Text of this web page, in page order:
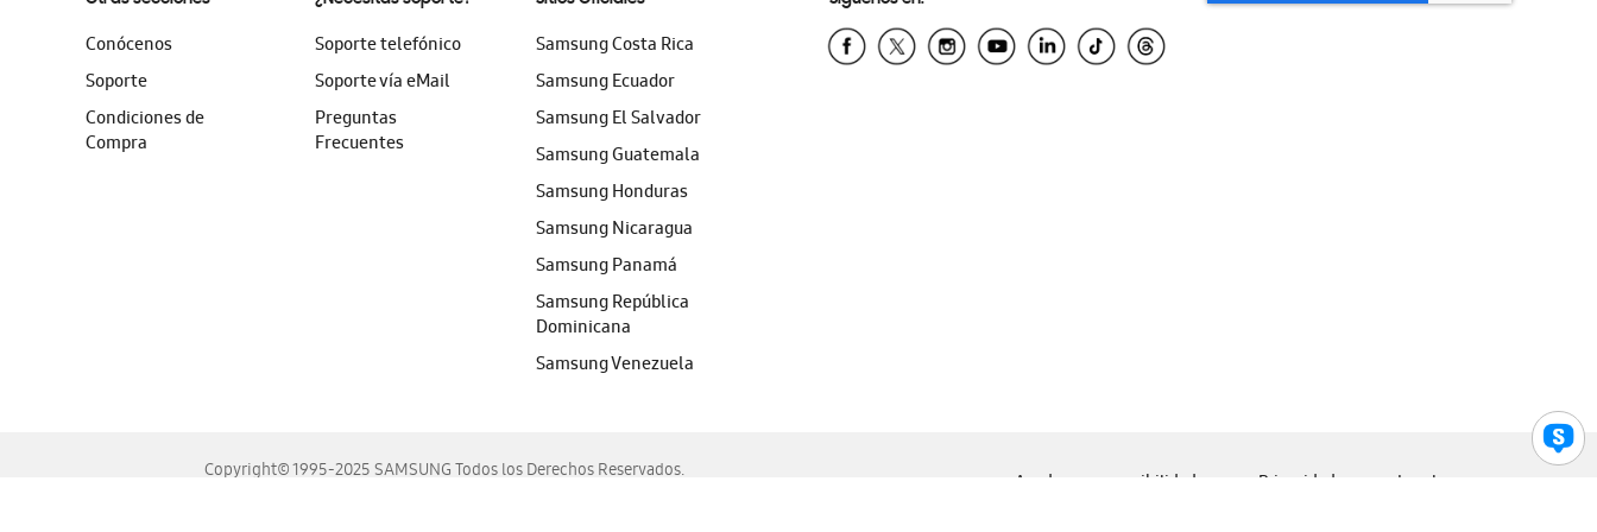
Conócenos
Soporte
Condiciones de
Compra
Soporte telefónico
Soporte vía eMail
Preguntas
Frecuentes
Samsung Costa Rica
Samsung Ecuador
Samsung El Salvador
Samsung Guatemala
Samsung Honduras
Samsung Nicaragua
Samsung Panamá
Samsung República
Dominicana
Samsung Venezuela
Copyright© 1995-2025 SAMSUNG Todos los Derechos Reservados.
Ayuda para accesibilidad Privacidad Legal